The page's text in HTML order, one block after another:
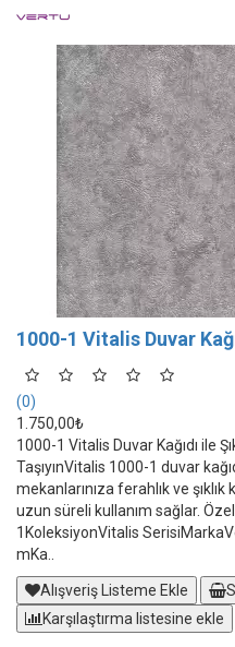
1000-1 Vitalis Duvar
(0)
1.750,00₺
1000-1 Vitalis Duvar Kağıdı ile
TaşıyınVitalis 1000-1 duvar
mekanlarınıza ferahlık ve
uzun süreli kullanım sağlar.
1KoleksiyonVitalis
mKa..
Alışveriş Listeme Ekle
Karşılaştırma listesine ekle